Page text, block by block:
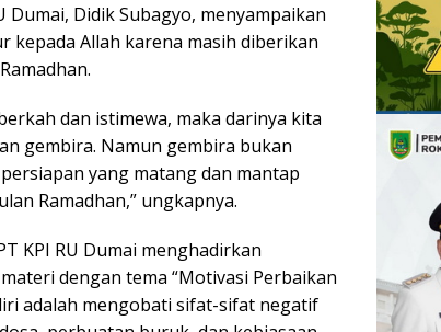
Dumai, Didik Subagyo, menyampaikan
kepada Allah karena masih diberikan
dan istimewa, maka darinya kita
gembira. Namun gembira bukan
yang matang dan mantap
Ramadhan,” ungkapnya.
KPI RU Dumai menghadirkan
dengan tema “Motivasi Perbaikan
adalah mengobati sifat-sifat negatif